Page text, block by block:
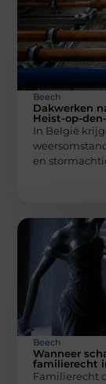
Beech
Dakwerken
Heist-op-
In België
en
Beech
Wanneer
familierecht
Familierecht